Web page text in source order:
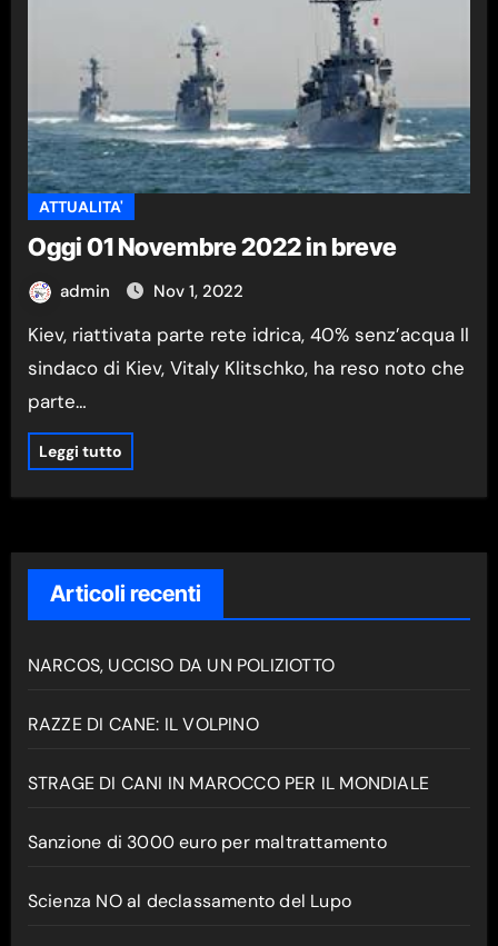
ATTUALITA'
Oggi 01 Novembre 2022 in breve
admin Nov 1, 2022
Kiev, riattivata parte rete idrica, 40% senz’acqua Il
sindaco di Kiev, Vitaly Klitschko, ha reso noto che
parte…
Leggi tutto
Articoli recenti
NARCOS, UCCISO DA UN POLIZIOTTO
RAZZE DI CANE: IL VOLPINO
STRAGE DI CANI IN MAROCCO PER IL MONDIALE
Sanzione di 3000 euro per maltrattamento
Scienza NO al declassamento del Lupo